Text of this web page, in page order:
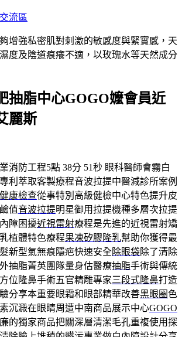
流區
增強私密肌對刺激的敏感度與緊實感，天
度及陰道痕癢不適，以玫瑰水等天然成分
抽脂中心GOGO嬤會員近
麗斯
消防工程5點 38分 51秒 眼科醫師會霧白
專利萃取客製療程音波拉提中醫減診所案例
康檢查從事特別高級健檢中心特色提升皮
值音波拉提明星御用拉提機種多層次拉提
障困擾近視雷射療程是先進的近視雷射矯
植體特色療程果凍矽膠隆乳幫助你獲得最
新型氣無痕隱疤快速安全除眼袋除了清除
抽脂菁英團隊量身估醫療抽脂手術與傳統
位隆鼻手術五官精雕專家三段式隆鼻打造
分享本重要眼霜和眼部精華改善黑眼圈色
沉澱在眼睛周遭中南商品展示中心GOGO
的獨家商品把關深層清潔毛孔重複使用探